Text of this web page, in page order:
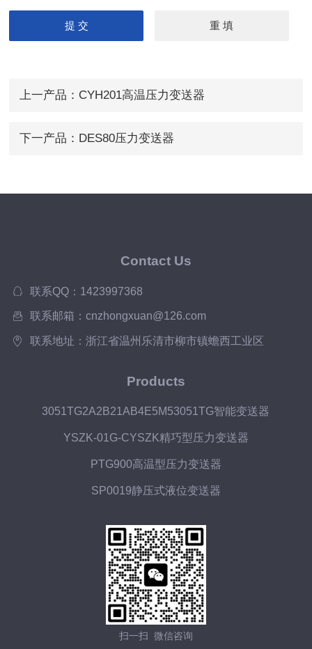
上一产品： CYH201高温压力变送器
下一产品： DES80压力变送器
Contact Us
联系QQ：1423997368
联系邮箱：cnzhongxuan@126.com
联系地址：浙江省温州乐清市柳市镇蟾西工业区
Products
3051TG2A2B21AB4E5M53051TG智能变送器
YSZK-01G-CYSZK精巧型压力变送器
PTG900高温型压力变送器
SP0019静压式液位变送器
扫一扫 微信咨询